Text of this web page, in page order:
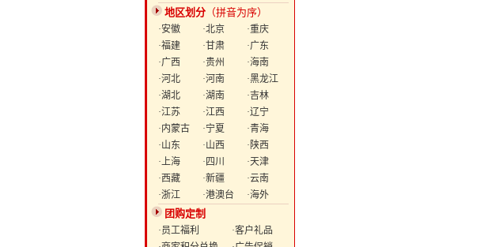
地区划分 （拼音为序）
·安徽 ·北京
·重庆
·福建
·甘肃
·广东
·广西
·贵州
·海南
·河北
·河南
·黑龙江
·湖北
·湖南
·吉林
·江苏
·江西
·辽宁
·内蒙古
·宁夏
·青海
·山东
·山西
·陕西
·上海
·四川
·天津
·西藏
·新疆
·云南
·浙江
·港澳台 ·海外
团购定制
·员工福利
·客户礼品